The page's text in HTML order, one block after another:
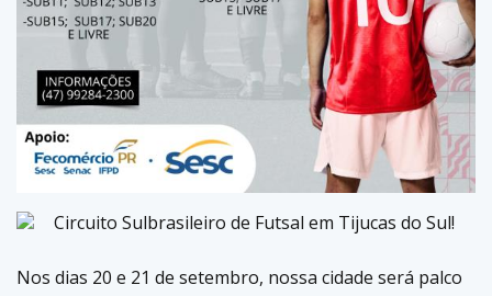
Circuito Sulbrasileiro de Futsal em Tijucas do Sul!
Nos dias 20 e 21 de setembro, nossa cidade será palco